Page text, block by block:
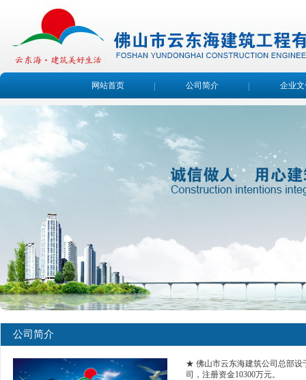
网站首页 公司简介 企业文
公司简介
★ 佛山市云东海建筑公司总部设
司，注册资金10300万元。